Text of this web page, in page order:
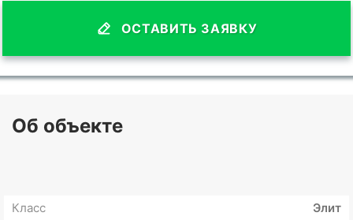
ОСТАВИТЬ ЗАЯВКУ
Об объекте
Класс
Элит